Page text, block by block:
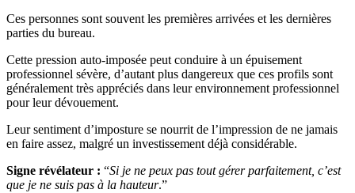
Ces personnes sont souvent les premières arrivées et les dernières
parties du bureau.
Cette pression auto-imposée peut conduire à un épuisement
professionnel sévère, d’autant plus dangereux que ces profils sont
généralement très appréciés dans leur environnement professionnel
pour leur dévouement.
Leur sentiment d’imposture se nourrit de l’impression de ne jamais
en faire assez, malgré un investissement déjà considérable.
Signe révélateur : “Si je ne peux pas tout gérer parfaitement, c’est
que je ne suis pas à la hauteur.”